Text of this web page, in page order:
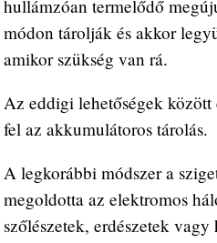
hullámzóan termelődő
módon tárolják és akkor
amikor szükség van rá.
Az eddigi lehetőségek
fel az akkumulátoros tárolás.
A legkorábbi módszer a
megoldotta az elektromos
szőlészetek, erdészetek